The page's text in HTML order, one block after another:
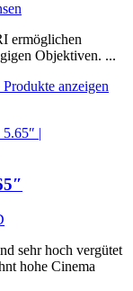
ermöglichen
Objektiven. ...
Produkte anzeigen
sehr hoch vergütet
hohe Cinema